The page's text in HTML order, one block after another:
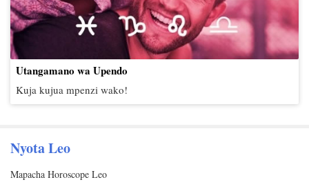
Utangamano wa Upendo
Kuja kujua mpenzi wako!
Nyota Leo
Mapacha Horoscope Leo